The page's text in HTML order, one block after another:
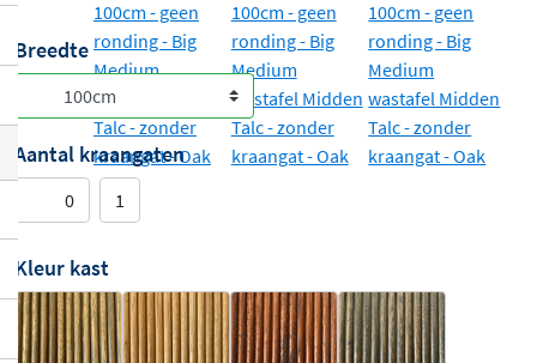
Breedte
Aantal kraangaten
0 1
Kleur kast